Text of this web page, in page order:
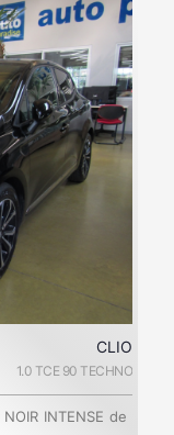
CLIO
1.0 TCE 90 TECHNO
INTENSE de